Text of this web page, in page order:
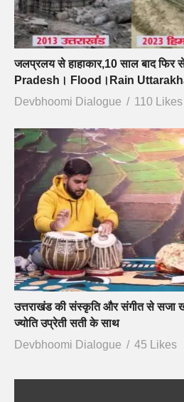
जलप्रलय से हाहाकार,10 साल बाद फिर
Pradesh। Flood।Rain
Devbhoomi Dialogue
110 Likes
उत्तराखंड की संस्कृति और संगीत से सजा
ज्योति उप्रेती सती के साथ
Devbhoomi Dialogue
45 Likes